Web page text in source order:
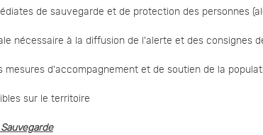
de sauvegarde et de protection des personnes
à la diffusion de l'alerte et des consignes
d'accompagnement et de soutien de la
sur le territoire